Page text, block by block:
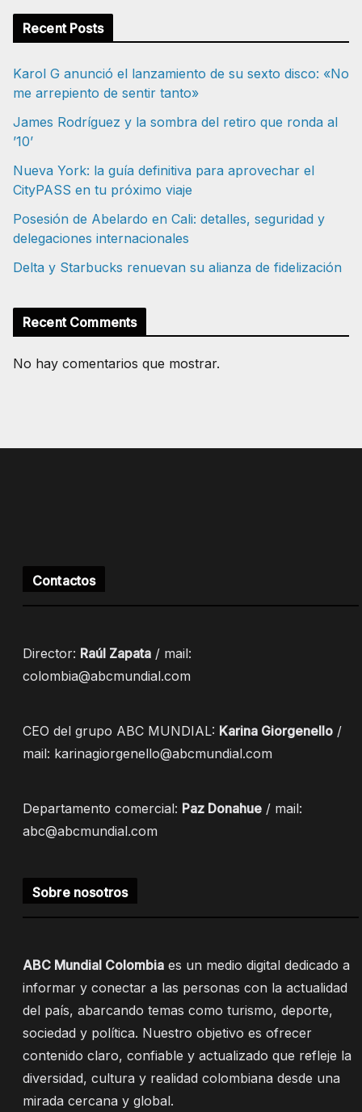
Recent Posts
Karol G anunció el lanzamiento de su sexto disco: «No
me arrepiento de sentir tanto»
James Rodríguez y la sombra del retiro que ronda al
’10’
Nueva York: la guía definitiva para aprovechar el
CityPASS en tu próximo viaje
Posesión de Abelardo en Cali: detalles, seguridad y
delegaciones internacionales
Delta y Starbucks renuevan su alianza de fidelización
Recent Comments
No hay comentarios que mostrar.
Contactos
Director: Raúl Zapata / mail:
colombia@abcmundial.com
CEO del grupo ABC MUNDIAL: Karina Giorgenello /
mail: karinagiorgenello@abcmundial.com
Departamento comercial: Paz Donahue / mail:
abc@abcmundial.com
Sobre nosotros
ABC Mundial Colombia es un medio digital dedicado a
informar y conectar a las personas con la actualidad
del país, abarcando temas como turismo, deporte,
sociedad y política. Nuestro objetivo es ofrecer
contenido claro, confiable y actualizado que refleje la
diversidad, cultura y realidad colombiana desde una
mirada cercana y global.